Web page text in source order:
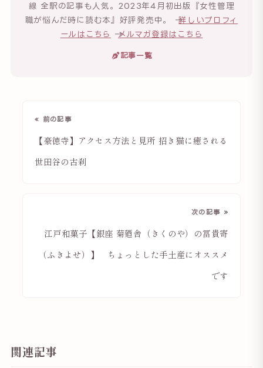
線 全駅の記事も人気。2023年4月初出版『女性管理
職が悩んだ時に読む本』好評発売中。 →詳しいプロフィ
ールはこちら
→メルマガ登録はこちら
記事一覧
« 前の記事
【豪徳寺】アクセス方法と見所 招き猫に癒される
世田谷の古刹
次の記事 »
江戸和菓子【銀座 菊廼舎（きくのや）の冨貴寄
（ふきよせ）】 ちょっとした手土産にオススメ
です
関連記事